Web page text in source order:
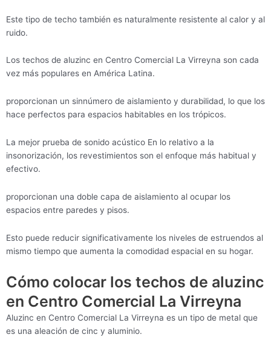
Este tipo de techo también es naturalmente resistente al calor y al
ruido.
Los techos de aluzinc en Centro Comercial La Virreyna son cada
vez más populares en América Latina.
proporcionan un sinnúmero de aislamiento y durabilidad, lo que los
hace perfectos para espacios habitables en los trópicos.
La mejor prueba de sonido acústico En lo relativo a la
insonorización, los revestimientos son el enfoque más habitual y
efectivo.
proporcionan una doble capa de aislamiento al ocupar los
espacios entre paredes y pisos.
Esto puede reducir significativamente los niveles de estruendos al
mismo tiempo que aumenta la comodidad espacial en su hogar.
Cómo colocar los techos de aluzinc
en Centro Comercial La Virreyna
Aluzinc en Centro Comercial La Virreyna es un tipo de metal que
es una aleación de cinc y aluminio.